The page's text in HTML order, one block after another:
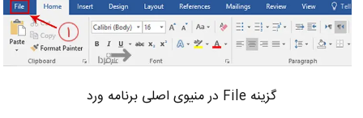
گزینه File در منیوی اصلی برنامه ورد